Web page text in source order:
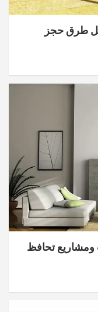
طرق حجز
ومشاريع تحافظ